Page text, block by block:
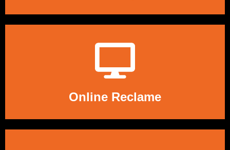
Online Reclame
LEES MEER